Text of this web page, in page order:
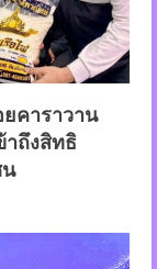
คาราวาน
าถึงสิทธิ